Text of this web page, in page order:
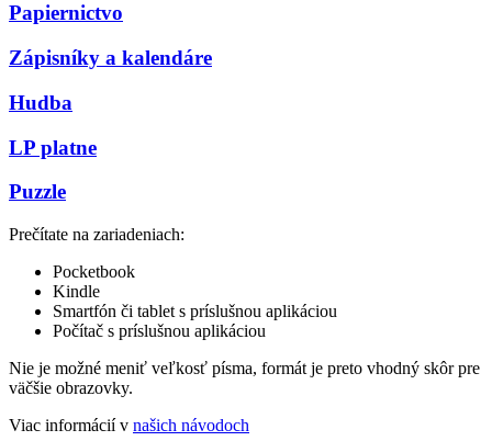
Papiernictvo
Zápisníky a kalendáre
Hudba
LP platne
Puzzle
Prečítate na zariadeniach:
Pocketbook
Kindle
Smartfón či tablet s príslušnou aplikáciou
Počítač s príslušnou aplikáciou
Nie je možné meniť veľkosť písma, formát je preto vhodný skôr pre
väčšie obrazovky.
Viac informácií v našich návodoch